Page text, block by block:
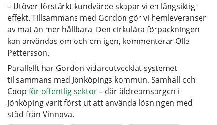
– Utöver förstärkt kundvärde skapar vi en långsiktig
effekt. Tillsammans med Gordon gör vi hemleveranser
av mat än mer hållbara. Den cirkulära förpackningen
kan användas om och om igen, kommenterar Olle
Pettersson.
Parallellt har Gordon vidareutvecklat systemet
tillsammans med Jönköpings kommun, Samhall och
Coop för offentlig sektor– där äldreomsorgen i
Jönköping varit först ut att använda lösningen med
stöd från Vinnova.